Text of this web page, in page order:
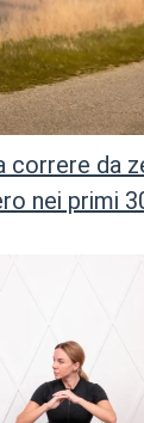
correre da
nei primi